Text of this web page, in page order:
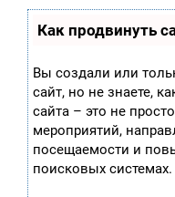
Как продвинуть
Вы создали или
сайт, но не знаете,
сайта – это не
мероприятий,
посещаемости и
поисковых системах.
играх